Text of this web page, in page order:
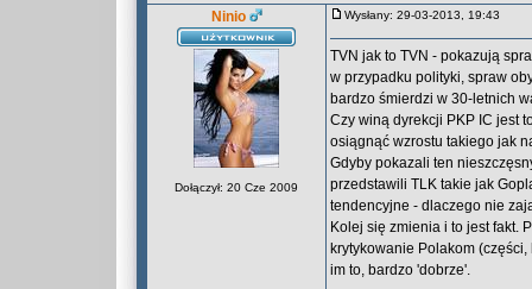
Ninio
Dołączył: 20 Cze 2009
Wysłany: 29-03-2013, 19:43
TVN jak to TVN - pokazują
w przypadku polityki, spraw
bardzo śmierdzi w 30-letnich
Czy winą dyrekcji PKP IC jest
osiągnąć wzrostu takiego jak
Gdyby pokazali ten
przedstawili TLK takie jak
tendencyjne - dlaczego nie
Kolej się zmienia i to jest fakt.
krytykowanie Polakom
im to, bardzo 'dobrze'.